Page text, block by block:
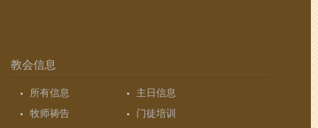
教会信息
所有信息
主日信息
牧师祷告
门徒培训